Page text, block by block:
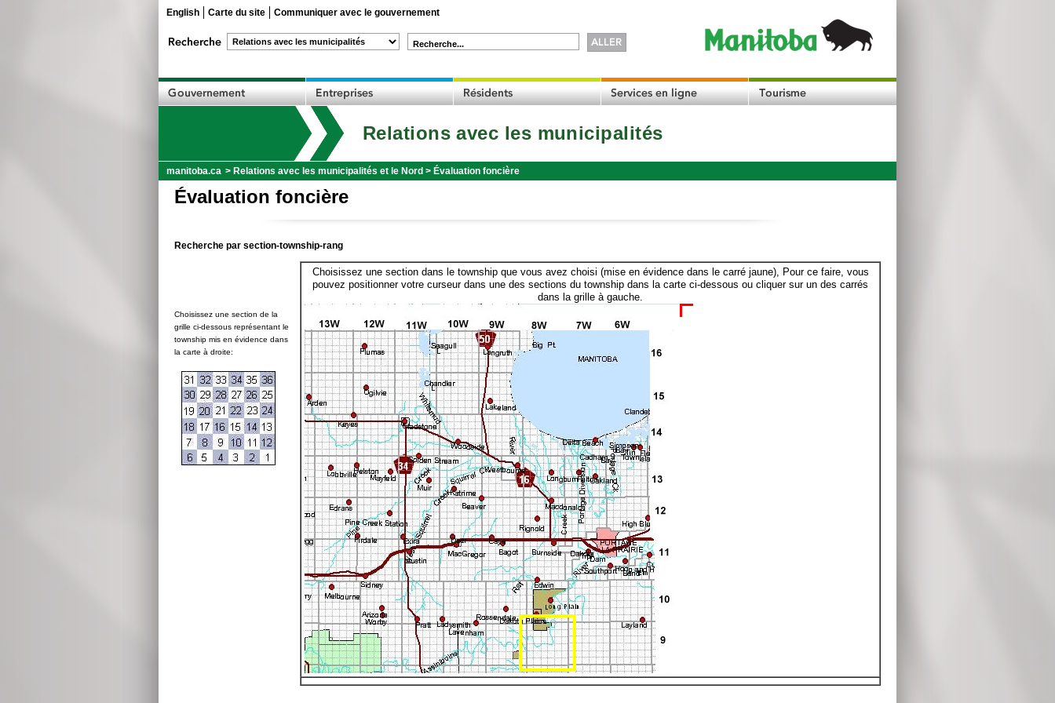
English Carte du site Communiquer avec le gouvernement
Recherche...
Relations avec les municipalités
manitoba.ca > Relations avec les municipalités et le Nord > Évaluation foncière
Évaluation foncière
Recherche par section-township-rang
Choisissez une section de la
grille ci-dessous représentant le
township mis en évidence dans
la carte à droite:
Choisissez une section dans le township que vous avez choisi (mise en évidence dans le carré jaune), Pour ce faire, vous
pouvez positionner votre curseur dans une des sections du township dans la carte ci-dessous ou cliquer sur un des carrés
dans la grille à gauche.